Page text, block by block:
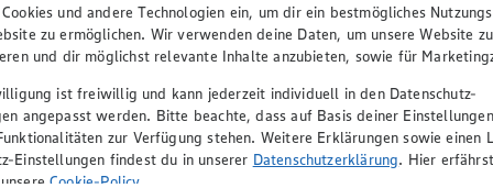
gewährt Ihnen jedoch das Recht, den auf dieser Website
und Vervielfältigung von Bildmaterial oder Grafiken aus
und andere Technologien ein, um dir ein bestmögliches
zu ermöglichen. Wir verwenden deine Daten, um unsere Website zu
und dir möglichst relevante Inhalte anzubieten, sowie für
ist freiwillig und kann jederzeit individuell in den Datenschutz-
angepasst werden. Bitte beachte, dass auf Basis deiner
zur Verfügung stehen. Weitere Erklärungen sowie einen
Einstellungen findest du in unserer Datenschutzerklärung. Hier
Cookie-Policy.